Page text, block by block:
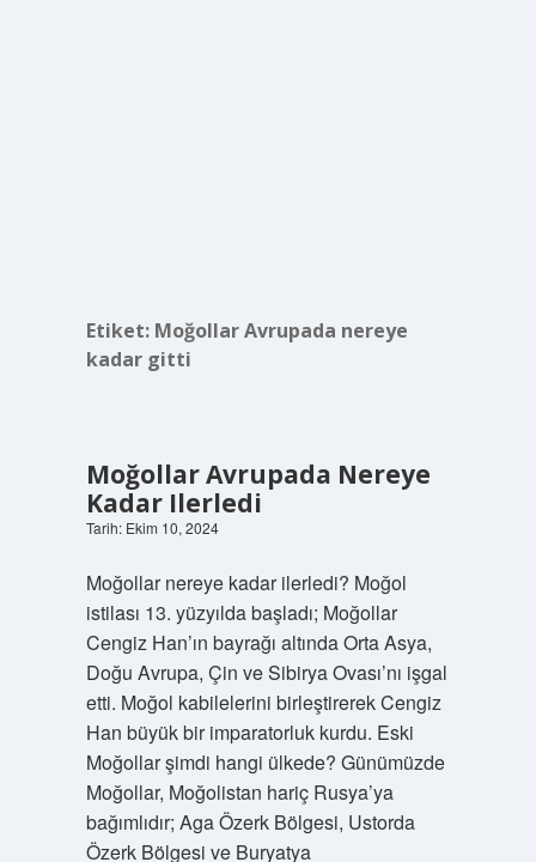
Etiket: Moğollar Avrupada nereye
kadar gitti
Moğollar Avrupada Nereye
Kadar Ilerledi
Tarih: Ekim 10, 2024
Moğollar nereye kadar ilerledi? Moğol
istilası 13. yüzyılda başladı; Moğollar
Cengiz Han’ın bayrağı altında Orta Asya,
Doğu Avrupa, Çin ve Sibirya Ovası’nı işgal
etti. Moğol kabilelerini birleştirerek Cengiz
Han büyük bir imparatorluk kurdu. Eski
Moğollar şimdi hangi ülkede? Günümüzde
Moğollar, Moğolistan hariç Rusya’ya
bağımlıdır; Aga Özerk Bölgesi, Ustorda
Özerk Bölgesi ve Buryatya